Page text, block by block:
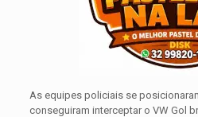
As equipes policiais se
conseguiram interceptar o VW Gol